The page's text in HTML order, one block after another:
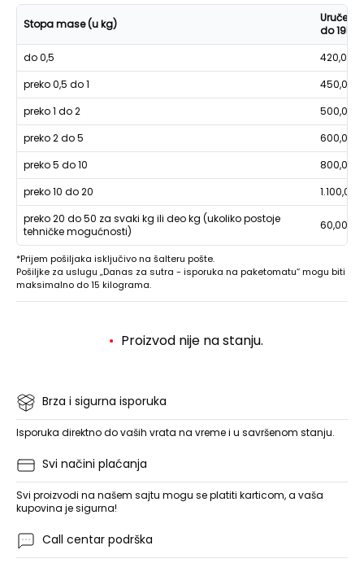
Stopa mase (u kg)
Uručenje
do 19h
do 0,5
420,00
preko 0,5 do 1
450,00
preko 1 do 2
500,00
preko 2 do 5
600,00
preko 5 do 10
800,00
preko 10 do 20
1.100,00
preko 20 do 50 za svaki kg ili deo kg (ukoliko postoje
tehničke mogućnosti)
60,00
*Prijem pošiljaka isključivo na šalteru pošte.
Pošiljke za uslugu „Danas za sutra - isporuka na paketomatu“ mogu biti
maksimalno do 15 kilograma.
Proizvod nije na stanju.
Brza i sigurna isporuka
Isporuka direktno do vaših vrata na vreme i u savršenom stanju.
Svi načini plaćanja
Svi proizvodi na našem sajtu mogu se platiti karticom, a vaša
kupovina je sigurna!
Call centar podrška